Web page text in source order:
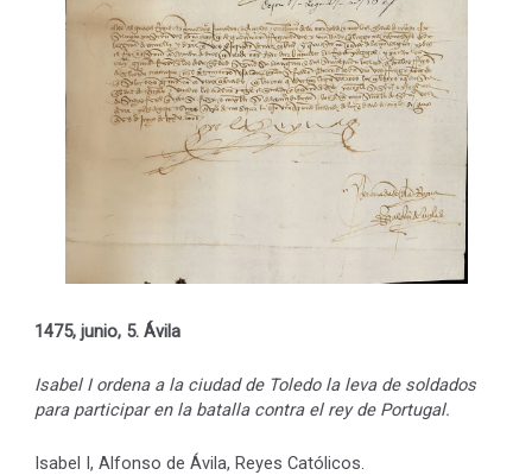
1475, junio, 5. Ávila
Isabel I ordena a la ciudad de Toledo la leva de soldados
para participar en la batalla contra el rey de Portugal.
Isabel I, Alfonso de Ávila, Reyes Católicos.